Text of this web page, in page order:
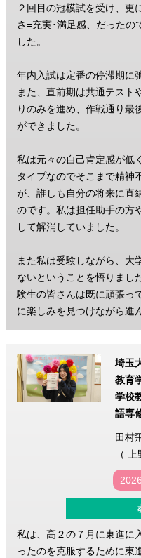
２回目の冠模試を受け、更
さ=充実･満足感、だったの
した。
年内入試は定番の停滞期に
また、直前期は共通テスト
りのみを進め、作戦通り最
ができました。
私は元々の自己肯定感が低
タイプなのでそこまで精神
が、誰しも自分の将来に直
のです。私は担任助手の方
して解消していました。
また私は受験しながら、大
ないということを悟りまし
験生の皆さんは既に頑張っ
に楽しみを見つけながら進
埼玉
教育
学校
語専
田村
（
私は、高２の７月に東進に
ったのを克服するために東